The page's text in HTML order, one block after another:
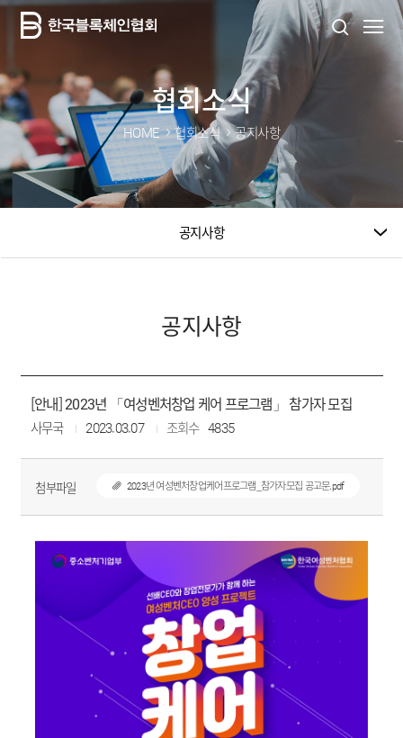
협회소식
HOME 협회소식 공지사항
공지사항
공지사항
[안내] 2023년 「여성벤처창업 케어 프로그램」 참가자 모집
사무국 2023.03.07 조회수 4835
첨부파일 2023년 여성벤처창업케어프로그램_참가자모집 공고문.pdf